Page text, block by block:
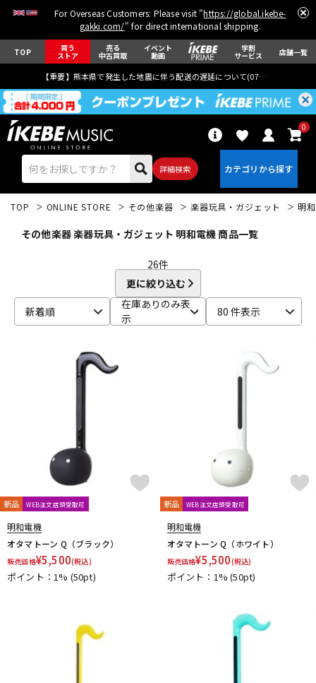
For Overseas Customers: Please visit "https://global.ikebe-
gakki.com/" for direct international shipping.
TOP 買う
ストア
売る
中古買取
イベント
動画
学割
サービス 店舗一覧
【重要】熊本県で発生した地震に伴う配送の遅延について(07月29日
詳細検索
0
キーボード
管楽器 その他楽器
アンプ エフェクター
DTM オンライン納品
TOP ONLINE STORE その他楽器 楽器玩具・ガジェット 明
その他楽器 楽器玩具・ガジェット 明和電機 商品一覧
26件
更に絞り込む
新着順
在庫ありのみ表
示
80 件表示
新品 WEB注文店頭受取可
明和電機
オタマトーン Q（ブラック）
販売価格¥5,500(税込)
ポイント：1% (50pt)
新品 WEB注文店頭受取可
明和電機
オタマトーン Q（ホワイト）
販売価格¥5,500(税込)
ポイント：1%(50pt)